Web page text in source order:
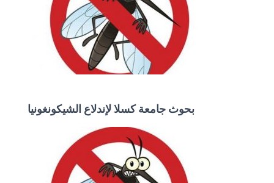
بحوث جامعة كسلا لإندلاع الشيكونغونيا